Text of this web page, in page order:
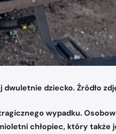
dziecko. Źródło
wypadku.
chłopiec, który także